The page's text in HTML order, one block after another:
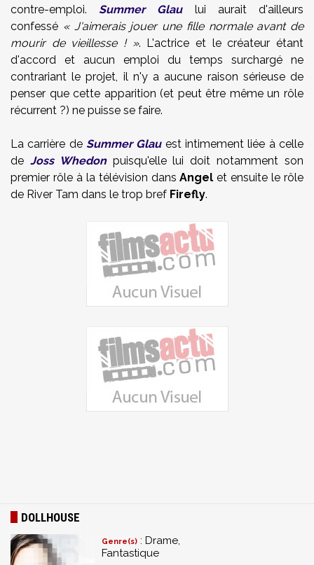
contre-emploi.Summer Glaului aurait d'ailleurs
confessé « J'aimerais jouer une fille normale avant de
mourir de vieillesse ! ». L'actrice et le créateur étant
d'accord et aucun emploi du temps surchargé ne
contrariant le projet, il n'y a aucune raison sérieuse de
penser que cette apparition (et peut être même un rôle
récurrent ?) ne puisse se faire.
La carrière de Summer Glauest intimement liée à celle
de Joss Whedonpuisqu'elle lui doit notamment son
premier rôle à la télévision dansAngel et ensuite le rôle
de River Tam dans le trop bref Firefly.
DOLLHOUSE
Genre(s) : Drame,
Fantastique